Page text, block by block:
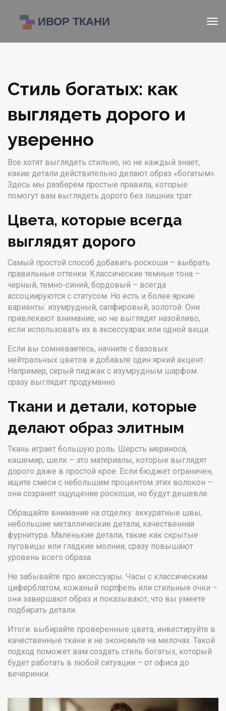
Стиль богатых: как
выглядеть дорого и
уверенно
Все хотят выглядеть стильно, но не каждый знает,
какие детали действительно делают образ «богатым».
Здесь мы разберём простые правила, которые
помогут вам выглядеть дорого без лишних трат.
Цвета, которые всегда
выглядят дорого
Самый простой способ добавить роскоши – выбрать
правильные оттенки. Классические темные тона –
черный, темно-синий, бордовый – всегда
ассоциируются с статусом. Но есть и более яркие
варианты: изумрудный, сапфировый, золотой. Они
привлекают внимание, но не выглядят назойливо,
если использовать их в аксессуарах или одной вещи.
Если вы сомневаетесь, начните с базовых
нейтральных цветов и добавьте один яркий акцент.
Например, серый пиджак с изумрудным шарфом
сразу выглядит продуманно.
Ткани и детали, которые
делают образ элитным
Ткань играет большую роль. Шерсть мериноса,
кашемир, шелк – это материалы, которые выглядят
дорого даже в простой крое. Если бюджет ограничен,
ищите смеси с небольшим процентом этих волокон –
они сохранят ощущение роскоши, но будут дешевле.
Обращайте внимание на отделку: аккуратные швы,
небольшие металлические детали, качественная
фурнитура. Маленькие детали, такие как скрытые
пуговицы или гладкие молнии, сразу повышают
уровень всего образа.
Не забывайте про аксессуары. Часы с классическим
циферблатом, кожаный портфель или стильные очки –
они завершают образ и показывают, что вы умеете
подбирать детали.
Итоги: выбирайте проверенные цвета, инвестируйте в
качественные ткани и не экономьте на мелочах. Такой
подход поможет вам создать стиль богатых, который
будет работать в любой ситуации – от офиса до
вечеринки.